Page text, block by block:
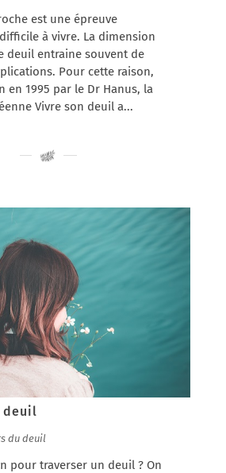
est une épreuve
à vivre. La dimension
deuil entraine souvent de
Pour cette raison,
en 1995 par le Dr Hanus, la
Vivre son deuil a...
deuil
du deuil
pour traverser un deuil ? On